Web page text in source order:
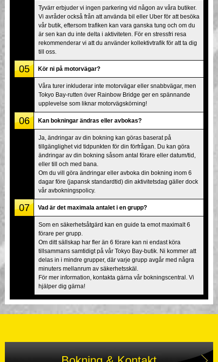
Tyvärr erbjuder vi ingen parkering vid någon av våra butiker.
Vi avråder också från att använda bil eller Uber för att besöka
vår butik, eftersom trafiken kan vara ganska tung och om du
är sen kan du inte delta i aktiviteten. För en stressfri resa
rekommenderar vi att du använder kollektivtrafik för att ta dig
till oss.
05 Kör ni på motorvägar?
Våra turer inkluderar inte motorvägar eller snabbvägar, men
Tokyo Bay-rutten över Rainbow Bridge ger en spännande
upplevelse som liknar motorvägskörning!
06 Kan bokningar ändras eller avbokas?
Ja, ändringar av din bokning kan göras baserat på
tillgänglighet vid tidpunkten för din förfrågan. Du kan göra
ändringar av din bokning såsom antal förare eller datum/tid,
eller till och med bana.
Om du vill göra ändringar eller avboka din bokning inom 6
dagar före (japansk standardtid) din aktivitetsdag gäller dock
vår avbokningspolicy.
07 Vad är det maximala antalet i en grupp?
Som en säkerhetsåtgärd kan en guide ta emot maximalt 6
förare per grupp.
Om ditt sällskap har fler än 6 förare kan ni endast köra
tillsammans samtidigt på vår Tokyo Bay-butik. Ni kommer att
delas in i mindre grupper, där varje grupp avgår med några
minuters mellanrum av säkerhetsskäl.
För mer information, kontakta gärna vår bokningscentral. Vi
hjälper dig gärna!